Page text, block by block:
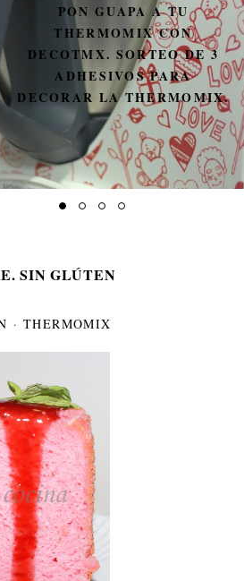
PON GUAPA A TU
THERMOMIX CON
DECOTMX. SORTEO DE 3
ADHESIVOS PARA
LA THERMOMIX.
SIN GLÚTEN
·THERMOMIX